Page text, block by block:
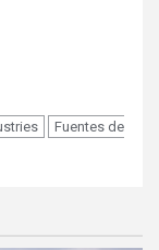
Fuentes de